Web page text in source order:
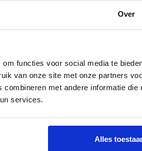
Over
functies voor social media te
van onze site met onze partners
met andere informatie die
services.
Alles
u dat laatste afscheid graag
herinneringen en andere
interessante informatie met
Vraag gratis een boekje aan